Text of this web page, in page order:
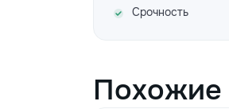
Срочность
Похожие